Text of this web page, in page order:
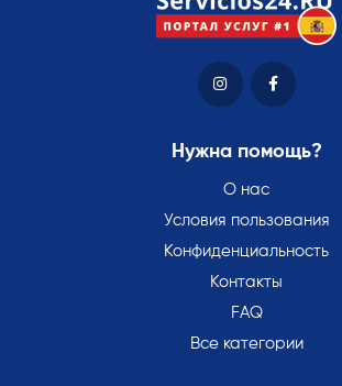
Нужна помощь?
О нас
Условия пользования
Конфиденциальность
Контакты
FAQ
Все категории